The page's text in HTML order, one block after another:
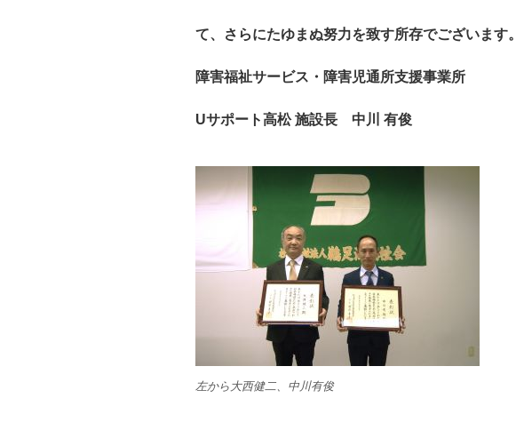
て、さらにたゆまぬ努力を致す所存でございます。
障害福祉サービス・障害児通所支援事業所
Uサポート高松 施設長 中川 有俊
左から大西健二、中川有俊